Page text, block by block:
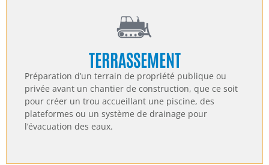
TERRASSEMENT
Préparation d’un terrain de propriété publique ou
privée avant un chantier de construction, que ce soit
pour créer un trou accueillant une piscine, des
plateformes ou un système de drainage pour
l’évacuation des eaux.